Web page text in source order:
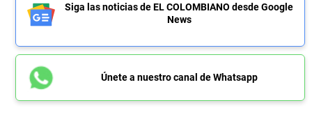
Siga las noticias de EL COLOMBIANO desde Google
News
Únete a nuestro canal de Whatsapp